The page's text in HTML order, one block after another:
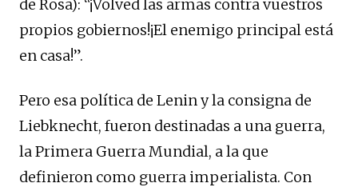
de Rosa): “¡Volved las armas contra vuestros
propios gobiernos!¡El enemigo principal está
en casa!”.
Pero esa política de Lenin y la consigna de
Liebknecht, fueron destinadas a una guerra,
la Primera Guerra Mundial, a la que
definieron como guerra imperialista. Con